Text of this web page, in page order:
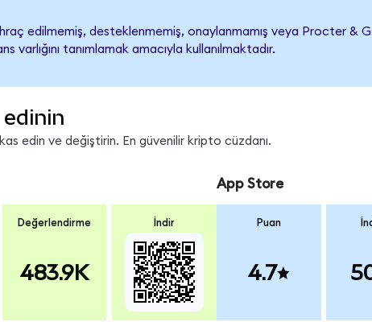
edilmemiş, desteklenmemiş, onaylanmamış veya Procter &
tanımlamak amacıyla kullanılmaktadır.
edin ve değiştirin. En güvenilir kripto cüzdanı.
Değerlendirme
483.9K
İndir
App Store
Puan
4.7